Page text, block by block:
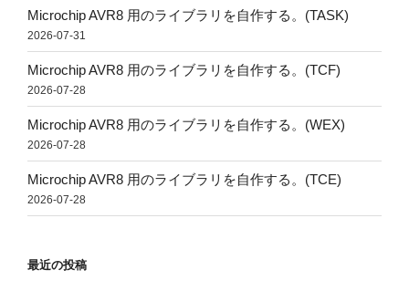
Microchip AVR8 用のライブラリを自作する。(TASK)
2026-07-31
Microchip AVR8 用のライブラリを自作する。(TCF)
2026-07-28
Microchip AVR8 用のライブラリを自作する。(WEX)
2026-07-28
Microchip AVR8 用のライブラリを自作する。(TCE)
2026-07-28
最近の投稿